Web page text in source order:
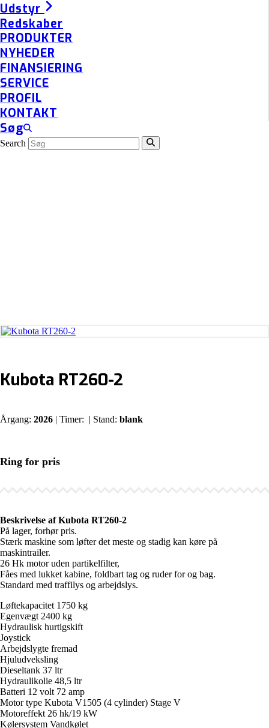
Udstyr
Redskaber
PRODUKTER
NYHEDER
FINANSIERING
SERVICE
PROFIL
KONTAKT
Søg
Search
Kubota RT260-2
Årgang: 2026 | Timer: | Stand: blank
Ring for pris
Beskrivelse af Kubota RT260-2
På lager, forhør pris.
Stærk maskine som løfter det meste og stadig kan køre på
maskintrailer.
26 Hk motor uden partikelfilter,
Fåes med lukket kabine, foldbart tag og ruder for og bag.
Standard med traffilys og arbejdslys.
Løftekapacitet 1750 kg
Egenvægt 2400 kg
Hydraulisk hurtigskift
Joystick
Arbejdslygte fremad
Hjuludveksling
Dieseltank 37 ltr
Hydraulikolie 48,5 ltr
Batteri 12 volt 72 amp
Motor type Kubota V1505 (4 cylinder) Stage V
Motoreffekt 26 hk/19 kW
Kølersystem Vandkølet